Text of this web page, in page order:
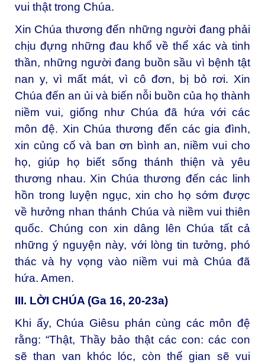
vui thật trong Chúa.
Xin Chúa thương đến những người đang phải
chịu đựng những đau khổ về thể xác và tinh
thần, những người đang buồn sầu vì bệnh tật
nan y, vì mất mát, vì cô đơn, bị bỏ rơi. Xin
Chúa đến an ủi và biến nỗi buồn của họ thành
niềm vui, giống như Chúa đã hứa với các
môn đệ. Xin Chúa thương đến các gia đình,
xin củng cố và ban ơn bình an, niềm vui cho
họ, giúp họ biết sống thánh thiện và yêu
thương nhau. Xin Chúa thương đến các linh
hồn trong luyện ngục, xin cho họ sớm được
về hưởng nhan thánh Chúa và niềm vui thiên
quốc. Chúng con xin dâng lên Chúa tất cả
những ý nguyện này, với lòng tin tưởng, phó
thác và hy vọng vào niềm vui mà Chúa đã
hứa. Amen.
III. LỜI CHÚA (Ga 16, 20-23a)
Khi ấy, Chúa Giêsu phán cùng các môn đệ
rằng: “Thật, Thầy bảo thật các con: các con
sẽ than van khóc lóc, còn thế gian sẽ vui